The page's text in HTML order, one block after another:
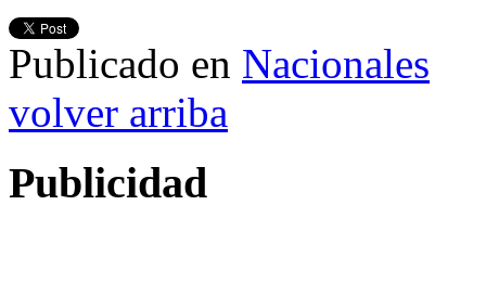
Publicado en Nacionales
volver arriba
Publicidad